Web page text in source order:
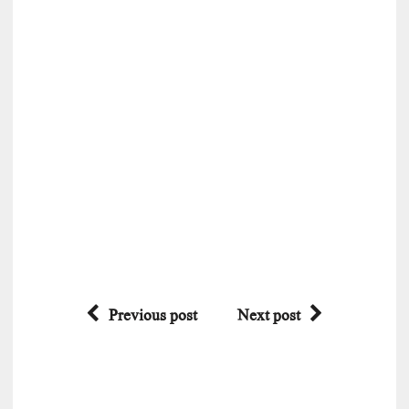
Previous post Next post